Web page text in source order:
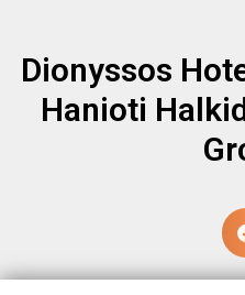
Dionyssos
Hanioti